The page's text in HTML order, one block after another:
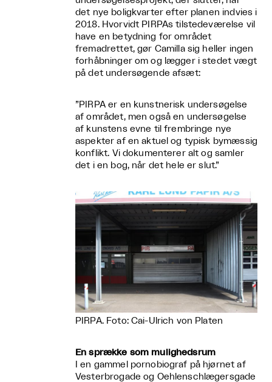
det nye boligkvarter efter planen indvies i
2018. Hvorvidt PIRPAs tilstedeværelse vil
have en betydning for området
fremadrettet, gør Camilla sig heller ingen
forhåbninger om og lægger i stedet vægt
på det undersøgende afsæt:
”PIRPA er en kunstnerisk undersøgelse
af området, men også en undersøgelse
af kunstens evne til frembringe nye
aspekter af en aktuel og typisk bymæssig
konflikt. Vi dokumenterer alt og samler
det i en bog, når det hele er slut.”
PIRPA. Foto: Cai-Ulrich von Platen
En sprække som mulighedsrum
I en gammel pornobiograf på hjørnet af
Vesterbrogade og Oehlenschlægersgade